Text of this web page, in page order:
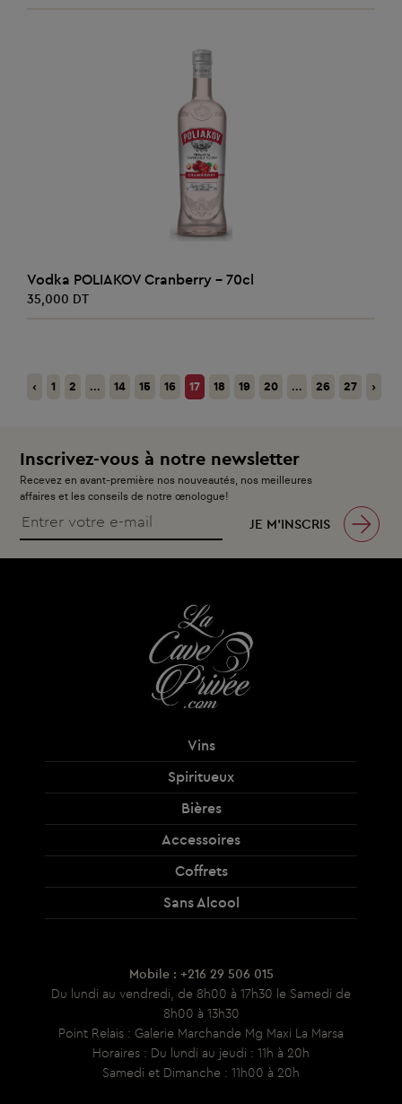
AJOUTER AU PANIER
Vodka POLIAKOV Cranberry - 70cl
35,000 DT
‹ 1 2 ... 14 15 16 17 18 19 20 ... 26 27 ›
Inscrivez-vous à notre newsletter
Recevez en avant-première nos nouveautés, nos meilleures
affaires et les conseils de notre œnologue!
JE M’INSCRIS
Vins
Spiritueux
Bières
Accessoires
Coffrets
Sans Alcool
Mobile : +216 29 506 015
Du lundi au vendredi, de 8h00 à 17h30 le Samedi de
8h00 à 13h30
Point Relais : Galerie Marchande Mg Maxi La Marsa
Horaires : Du lundi au jeudi : 11h à 20h
Samedi et Dimanche : 11h00 à 20h